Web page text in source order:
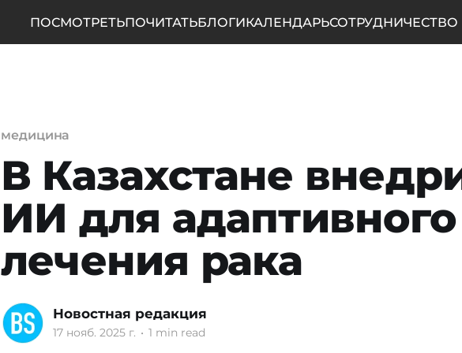
ПОСМОТРЕТЬПОЧИТАТЬБЛОГИКАЛЕНДАРЬСОТРУДНИЧЕСТВО
медицина
В Казахстане
ИИ для адаптивного
лечения рака
Новостная редакция
17 нояб. 2025 г. • 1 min read